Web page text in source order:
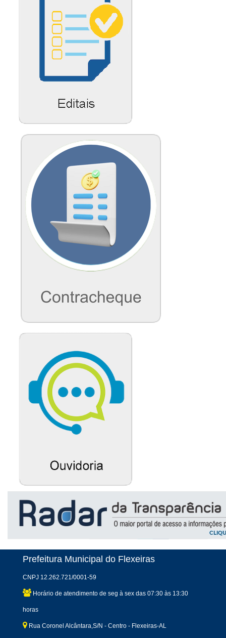
Prefeitura Municipal do Flexeiras
CNPJ 12.262.721/0001-59
Horário de atendimento de seg à sex das 07:30 às 13:30
horas
Rua Coronel Alcântara,S/N - Centro - Flexeiras-AL